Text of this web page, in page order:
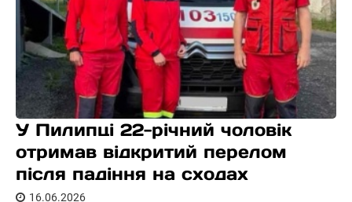
У Пилипці 22-річний чоловік
отримав відкритий перелом
після падіння на сходах
16.06.2026